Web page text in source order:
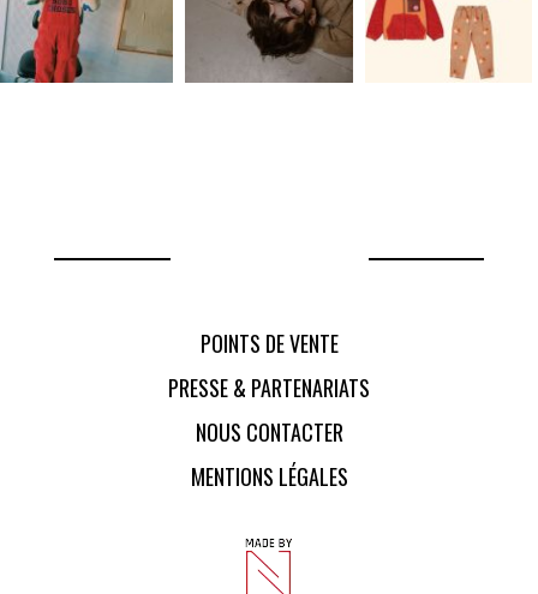
POINTS DE VENTE
PRESSE & PARTENARIATS
NOUS CONTACTER
MENTIONS LÉGALES